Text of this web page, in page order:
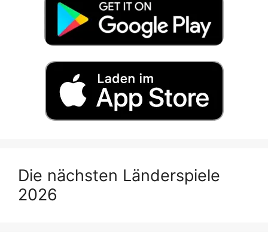
Die nächsten Länderspiele
2026